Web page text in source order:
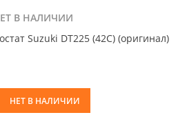
В НАЛИЧИИ
Suzuki DT225 (42C) (оригинал)
НЕТ В НАЛИЧИИ